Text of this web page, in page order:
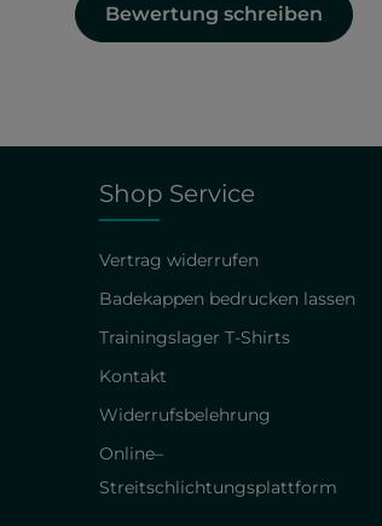
Bewertung schreiben
Shop Service
Vertrag widerrufen
Badekappen bedrucken lassen
Trainingslager T-Shirts
Kontakt
Widerrufsbelehrung
Online–
Streitschlichtungsplattform